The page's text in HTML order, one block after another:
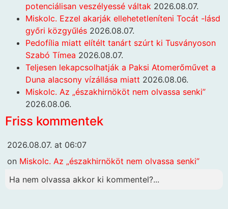
potenciálisan veszélyessé váltak 2026.08.07.
Miskolc. Ezzel akarják ellehetetleníteni Tocát -lásd
győri közgyűlés 2026.08.07.
Pedofília miatt elítélt tanárt szúrt ki Tusványoson
Szabó Tímea 2026.08.07.
Teljesen lekapcsolhatják a Paksi Atomerőművet a
Duna alacsony vízállása miatt 2026.08.06.
Miskolc. Az „északhirnököt nem olvassa senki”
2026.08.06.
Friss kommentek
2026.08.07. at 06:07
on Miskolc. Az „északhirnököt nem olvassa senki”
Ha nem olvassa akkor ki kommentel?...